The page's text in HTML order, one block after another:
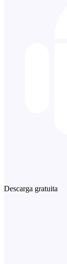
Descarga gratuita